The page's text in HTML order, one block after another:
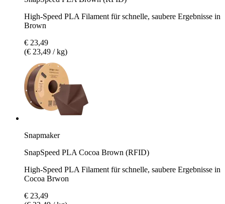
High-Speed PLA Filament für schnelle, saubere Ergebnisse in
Brown
€ 23,49
(€ 23,49 / kg)
Snapmaker
SnapSpeed PLA Cocoa Brown (RFID)
High-Speed PLA Filament für schnelle, saubere Ergebnisse in
Cocoa Brwon
€ 23,49